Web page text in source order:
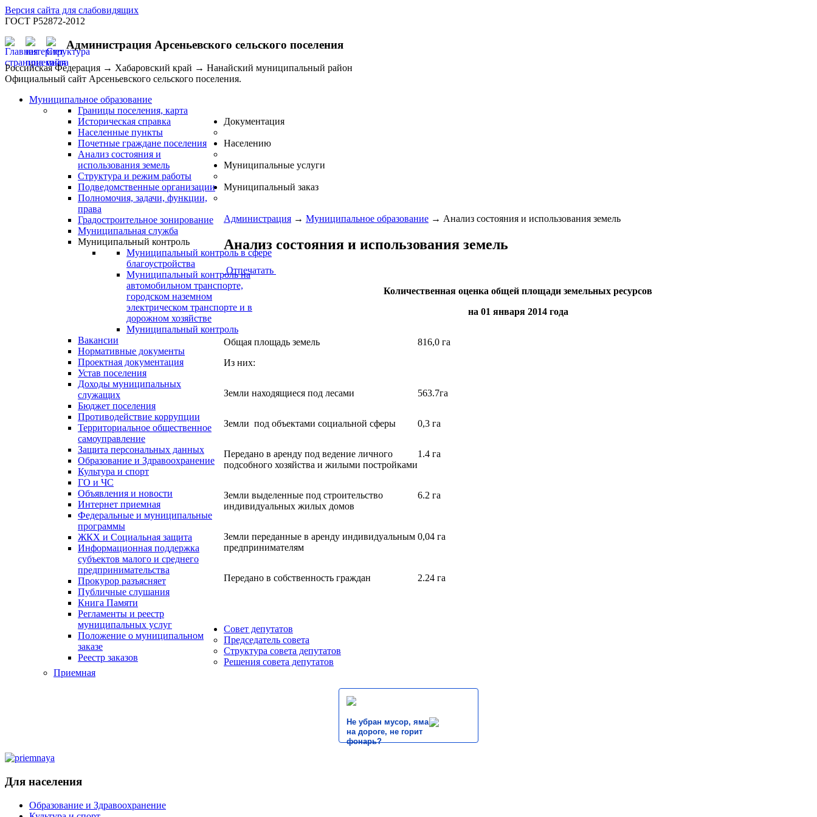
Версия сайта для слабовидящих
ГОСТ Р52872-2012
Администрация Арсеньевского сельского поселения
Российская Федерация → Хабаровский край → Нанайский муниципальный район
Официальный сайт Арсеньевского сельского поселения.
Муниципальное образование
Границы поселения, карта
Историческая справка
Населенные пункты
Почетные граждане поселения
Анализ состояния и
использования земель
Структура и режим работы
Подведомственные организации
Полномочия, задачи, функции,
права
Градостроительное зонирование
Муниципальная служба
Муниципальный контроль
Муниципальный контроль в сфере
благоустройства
Муниципальный контроль на
автомобильном транспорте,
городском наземном
электрическом транспорте и в
дорожном хозяйстве
Муниципальный контроль
Вакансии
Документация
Нормативные документы
Проектная документация
Устав поселения
Доходы муниципальных
служащих
Бюджет поселения
Противодействие коррупции
Территориальное общественное
самоуправление
Защита персональных данных
Населению
Образование и Здравоохранение
Культура и спорт
ГО и ЧС
Объявления и новости
Интернет приемная
Федеральные и муниципальные
программы
ЖКХ и Социальная защита
Информационная поддержка
субъектов малого и среднего
предпринимательства
Прокурор разъясняет
Публичные слушания
Книга Памяти
Муниципальные услуги
Регламенты и реестр
муниципальных услуг
Муниципальный заказ
Положение о муниципальном
заказе
Реестр заказов
Администрация → Муниципальное образование → Анализ состояния и использования земель
Анализ состояния и использования земель
Отпечатать
Количественная оценка общей площади земельных ресурсов
на 01 января 2014 года
Общая площадь земель
Из них:
816,0 га
Земли находящиеся под лесами 563.7га
Земли под объектами социальной сферы 0,3 га
Передано в аренду под ведение личного
подсобного хозяйства и жилыми постройками
1.4 га
Земли выделенные под строительство
индивидуальных жилых домов
6.2 га
Земли переданные в аренду индивидуальным
предпринимателям
0,04 га
Передано в собственность граждан 2.24 га
Совет депутатов
Председатель совета
Структура совета депутатов
Решения совета депутатов
Приемная
Не убран мусор, яма
на дороге, не горит
фонарь?
Для населения
Образование и Здравоохранение